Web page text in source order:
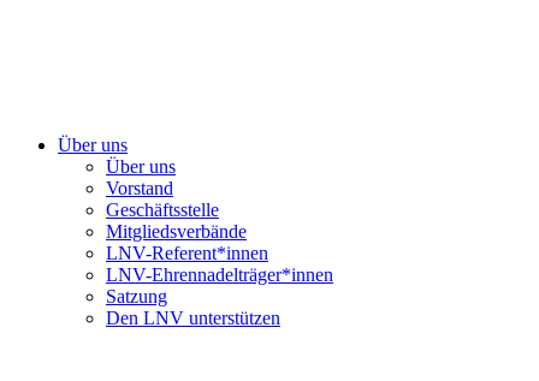
Über uns
Über uns
Vorstand
Geschäftsstelle
Mitgliedsverbände
LNV-Referent*innen
LNV-Ehrennadelträger*innen
Satzung
Den LNV unterstützen